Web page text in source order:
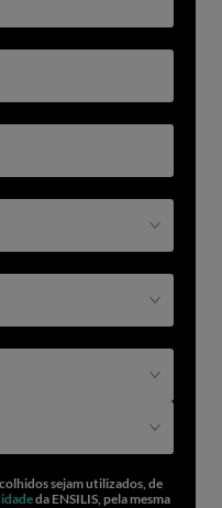
sejam utilizados, de
da ENSILIS, pela mesma